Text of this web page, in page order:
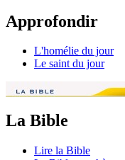
Approfondir
L'homélie du jour
Le saint du jour
La Bible
Lire la Bible